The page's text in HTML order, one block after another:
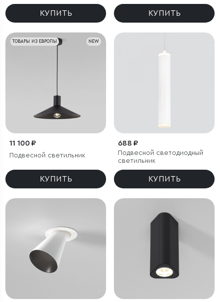
КУПИТЬ КУПИТЬ
NEW
ТОВАРЫ ИЗ ЕВРОПЫ
11 100 ₽
Подвесной светильник
КУПИТЬ
688 ₽
Подвесной светодиодный
светильник
КУПИТЬ